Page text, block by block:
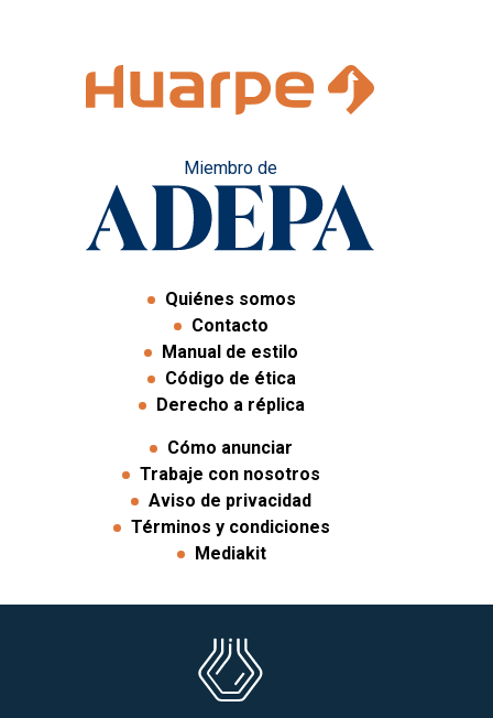
Miembro de
Quiénes somos
Contacto
Manual de estilo
Código de ética
Derecho a réplica
Cómo anunciar
Trabaje con nosotros
Aviso de privacidad
Términos y condiciones
Mediakit